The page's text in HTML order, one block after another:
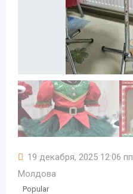
19 декабря, 2025 12:06 пп
Молдова
Popular